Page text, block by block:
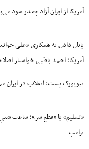
آمریکا از ایران آزاد چقدر سود
پایان دادن به همکاری «علی
آمریکا؛ احمد باطبی خواستار
نیویورک پست: انقلاب در
«تسلیم» یا «قطع سر»؛ ساعت
ترامپ